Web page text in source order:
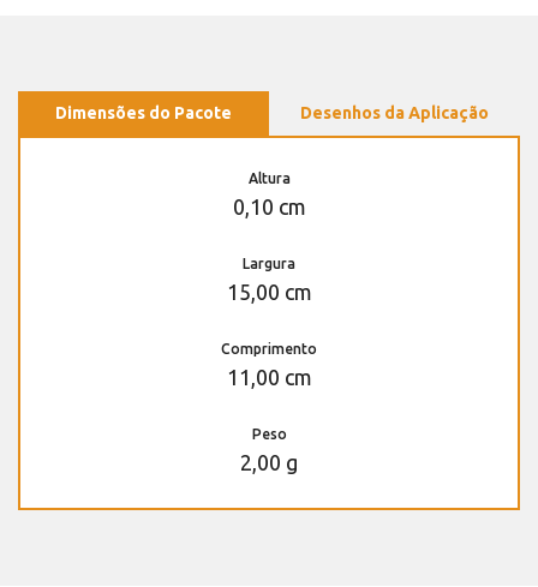
Dimensões do Pacote Desenhos da Aplicação
Altura
0,10 cm
Largura
15,00 cm
Comprimento
11,00 cm
Peso
2,00 g